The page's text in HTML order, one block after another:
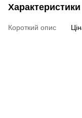
Характеристики
Короткий опис